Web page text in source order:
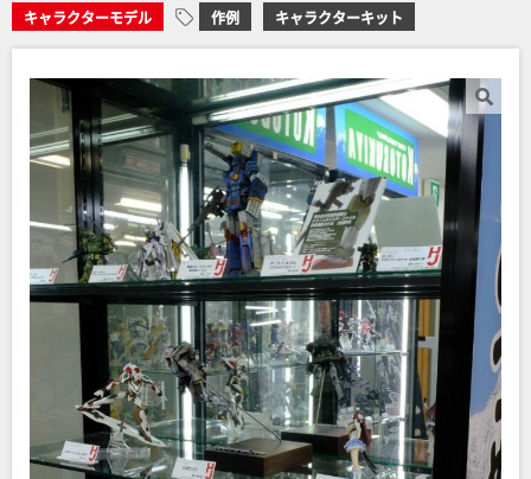
キャラクターモデル 作例 キャラクターキット